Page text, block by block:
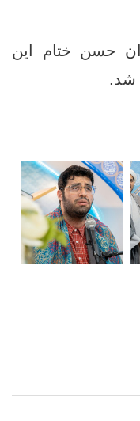
حسن ختام این
شد.